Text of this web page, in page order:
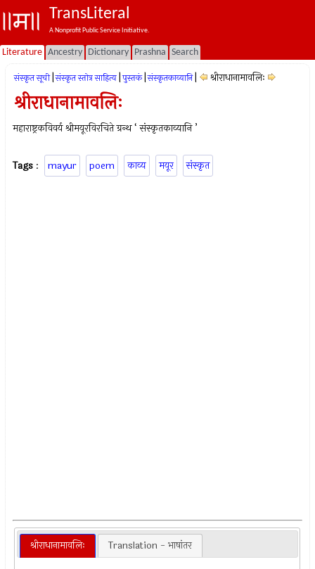
TransLiteral
A Nonprofit Public Service Initiative.
Literature Ancestry Dictionary Prashna Search
संस्कृत सूची संस्कृत स्तोत्र साहित्य पुस्तकं संस्कृतकाव्यानि श्रीराधानामावलिः
श्रीराधानामावलिः
महाराष्ट्रकविवर्य श्रीमयूरविरचिते ग्रन्थ ‘ संस्कृतकाव्यानि ’
Tags : mayur poem काव्य मयूर संस्कृत
श्रीराधानामावलिः Translation - भाषांतर